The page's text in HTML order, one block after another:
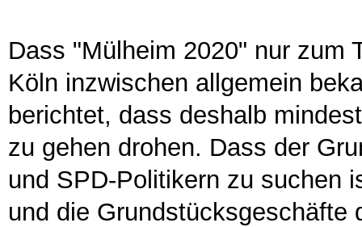
Dass "Mülheim 2020" nur zum
Köln inzwischen allgemein
berichtet, dass deshalb
zu gehen drohen. Dass der
und SPD-Politikern zu suchen
und die Grundstücksgeschäfte